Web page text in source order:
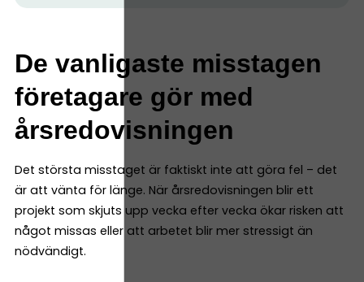
De vanligaste misstagen
företagare gör med
årsredovisningen
Det största misstaget är faktiskt inte att göra fel – det
är att vänta för länge. När årsredovisningen blir ett
projekt som skjuts upp vecka efter vecka ökar risken att
något missas eller att arbetet blir mer stressigt än
nödvändigt.